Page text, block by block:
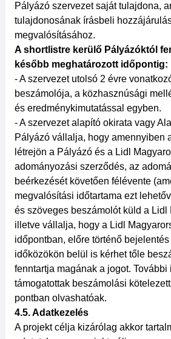
Pályázó szervezet saját tulajdona,
tulajdonosának írásbeli
megvalósításához.
A shortlistre kerülő Pályázóktól
később meghatározott időpontig:
- A szervezet utolsó 2 évre
beszámolója, a közhasznúsági
és eredménykimutatással egyben.
- A szervezet alapító okirata vagy
Pályázó vállalja, hogy amennyiben
létrejön a Pályázó és a Lidl
adományozási szerződés, az
beérkezését követően félévente
megvalósítási időtartama ezt
és szöveges beszámolót küld a Lidl
illetve vállalja, hogy a Lidl
időpontban, előre történő
időközökön belül is kérhet tőle
fenntartja magának a jogot. További
támogatottak beszámolási
pontban olvashatóak.
4.5. Adatkezelés
A projekt célja kizárólag akkor